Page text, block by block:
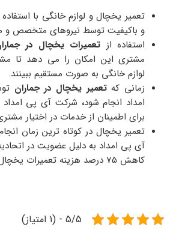
تعمیر یخچال و لوازم خانگی با
و باکیفیت توسط نیروهای متخصص و
استفاده از تعمیرات یخچال در
مشتری این امکان را می دهد تا
لوازم خانگی به صورت مستقیم ببینند.
زمانی کهتعمیر یخچال در جماران
امداد انجام شود، شرکت آی پی امداد
برای اطمینان از خدمات در اختیار
تعمیر یخچال در کوتاه ترین زمان
آی پی امداد به دلیل عضویت در
کاهش 75 درصد هزینه تعمیرات یخچال می شود.
5/5 - (1 امتیاز)